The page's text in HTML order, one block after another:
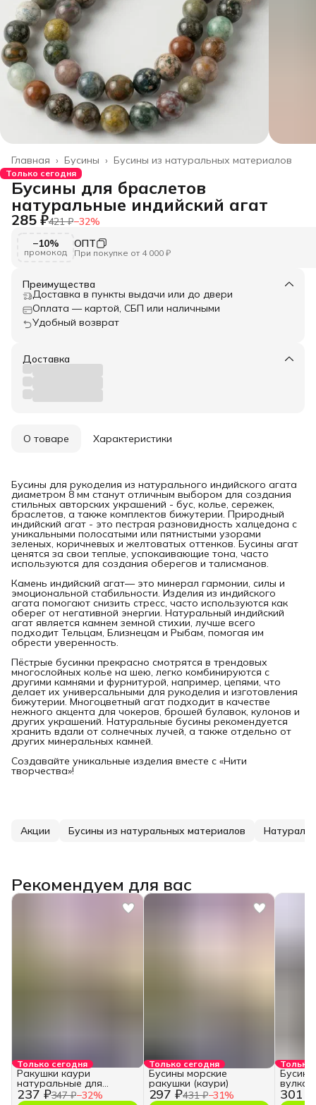
Бусины из натуральных материалов
Бусины ›
Главная ›
Только сегодня
Бусины для браслетов
натуральные индийский агат
285 ₽421 ₽−32%
−10%
промокод
ОПТ
При покупке от 4 000 ₽
Преимущества
Доставка в пункты выдачи или до двери
Оплата — картой, СБП или наличными
Удобный возврат
Доставка
О товаре Характеристики
Бусины для рукоделия из натурального индийского агата
диаметром 8 мм станут отличным выбором для создания
стильных авторских украшений - бус, колье, сережек,
браслетов, а также комплектов бижутерии. Природный
индийский агат - это пестрая разновидность халцедона с
уникальными полосатыми или пятнистыми узорами
зеленых, коричневых и желтоватых оттенков. Бусины агат
ценятся за свои теплые, успокаивающие тона, часто
используются для создания оберегов и талисманов.
Камень индийский агат— это минерал гармонии, силы и
эмоциональной стабильности. Изделия из индийского
агата помогают снизить стресс, часто используются как
оберег от негативной энергии. Натуральный индийский
агат является камнем земной стихии, лучше всего
подходит Тельцам, Близнецам и Рыбам, помогая им
обрести уверенность.
Пёстрые бусинки прекрасно смотрятся в трендовых
многослойных колье на шею, легко комбинируются с
другими камнями и фурнитурой, например, цепями, что
делает их универсальными для рукоделия и изготовления
бижутерии. Многоцветный агат подходит в качестве
нежного акцента для чокеров, брошей булавок, кулонов и
других украшений. Натуральные бусины рекомендуется
хранить вдали от солнечных лучей, а также отдельно от
других минеральных камней.
Создавайте уникальные изделия вместе с «Нити
творчества»!
Акции Бусины из натуральных материалов
Рекомендуем для вас
Только сегодня
237 ₽347 ₽−32%
Ракушки каури
натуральные для
творчества и рукоделия
Только сегодня
297 ₽431 ₽−31%
Бусины морские
ракушки (каури)
Только
301 ₽